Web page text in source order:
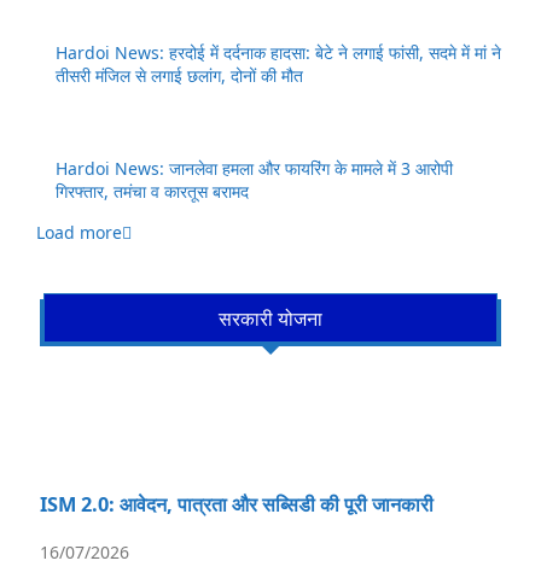
Hardoi News: हरदोई में दर्दनाक हादसा: बेटे ने लगाई फांसी, सदमे में मां ने
तीसरी मंजिल से लगाई छलांग, दोनों की मौत
Hardoi News: जानलेवा हमला और फायरिंग के मामले में 3 आरोपी
गिरफ्तार, तमंचा व कारतूस बरामद
Load more
सरकारी योजना
ISM 2.0: आवेदन, पात्रता और सब्सिडी की पूरी जानकारी
16/07/2026